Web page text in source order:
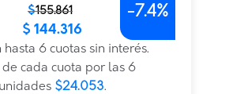
$155.861
$ 144.316
hasta 6 cuotas sin interés.
cada cuota por las 6
unidades $24.053.
-7.4%